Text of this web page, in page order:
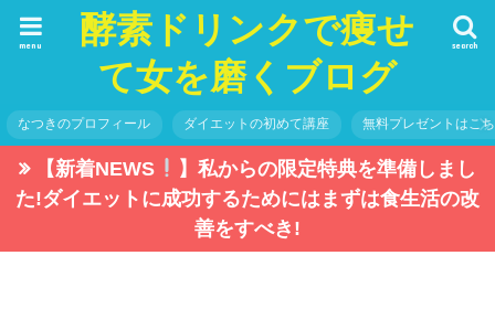
酵素ドリンクで痩せ
て女を磨くブログ
search
menu
なつきのプロフィール ダイエットの初めて講座 無料プレゼントはこ
【新着NEWS
】私からの限定特典を準備しまし
た!ダイエットに成功するためにはまずは食生活の改
善をすべき!